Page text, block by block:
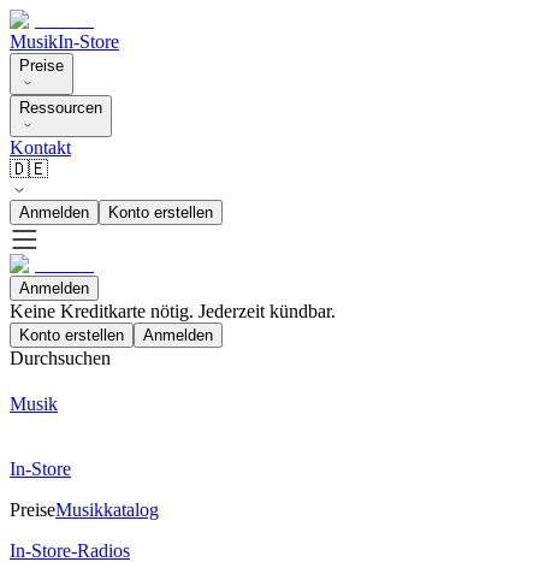
MusikIn-Store
Preise
Ressourcen
Kontakt
🇩🇪
Anmelden Konto erstellen
Anmelden
Keine Kreditkarte nötig. Jederzeit kündbar.
Konto erstellen Anmelden
Durchsuchen
Musik
In-Store
PreiseMusikkatalog
In-Store-Radios